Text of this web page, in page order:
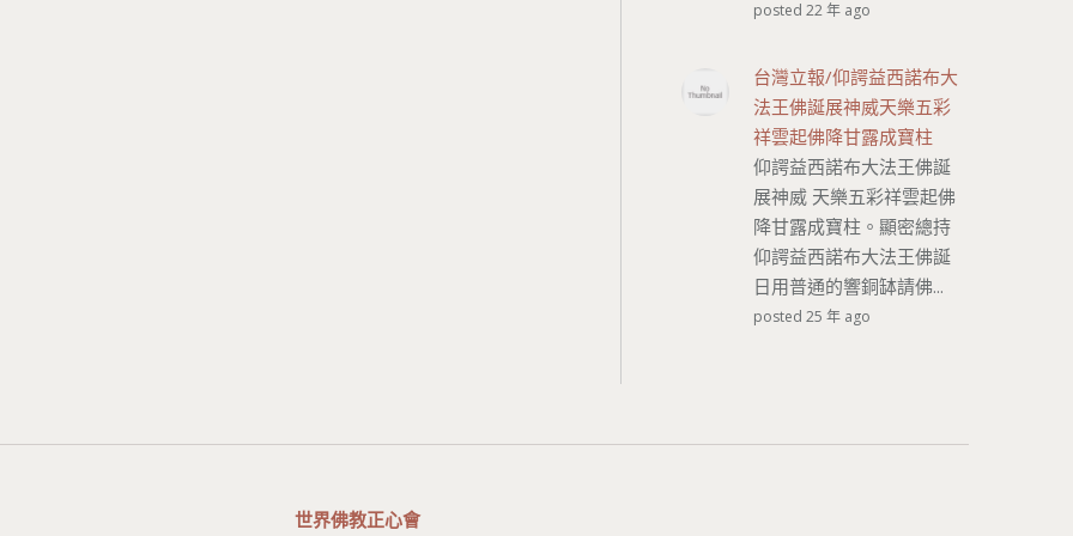
posted 22 年 ago
台灣立報/仰諤益西諾布大
法王佛誕展神威天樂五彩
祥雲起佛降甘露成寶柱
仰諤益西諾布大法王佛誕
展神威 天樂五彩祥雲起佛
降甘露成寶柱。顯密總持
仰諤益西諾布大法王佛誕
日用普通的響銅缽請佛...
posted 25 年 ago
世界佛教正心會